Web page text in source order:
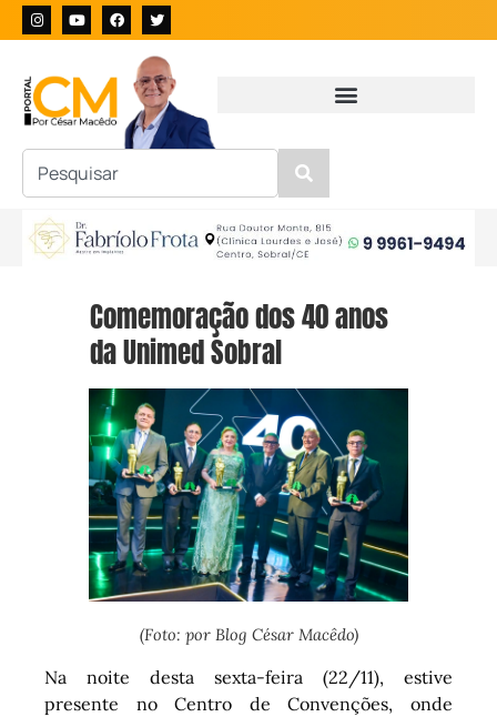
Comemoração dos 40 anos
da Unimed Sobral
(Foto: por Blog César Macêdo)
Na noite desta sexta-feira (22/11), estive
presente no Centro de Convenções, onde